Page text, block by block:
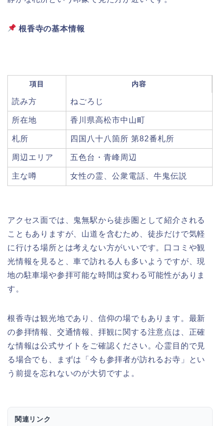
根香寺の基本情報
項目 内容
読み方 ねごろじ
所在地 香川県高松市中山町
札所 四国八十八箇所 第82番札所
周辺エリア 五色台・青峰周辺
主な噂 女性の霊、公衆電話、牛鬼伝説
アクセス面では、鬼無駅から徒歩圏として紹介される
こともありますが、山道を含むため、徒歩だけで気軽
に行ける場所とは考えない方がいいです。口コミや観
光情報を見ると、車で訪れる人も多いようですが、現
地の駐車場や参拝可能な時間は変わる可能性がありま
す。
根香寺は観光地であり、信仰の場でもあります。最新
の参拝情報、交通情報、拝観に関する注意点は、正確
な情報は公式サイトをご確認ください。心霊目的で見
る場合でも、まずは「今も参拝者が訪れるお寺」とい
う前提を忘れないのが大切ですよ。
関連リンク